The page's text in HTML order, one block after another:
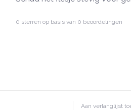
min., LED-licht = 1 min., CCFL-
NOTE: Al onze nieuwe 'just
0 sterren op basis van 0 beoordelingen
Aan verlanglijst